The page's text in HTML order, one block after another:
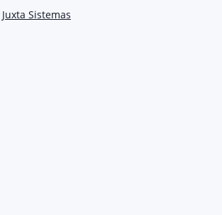
Juxta Sistemas